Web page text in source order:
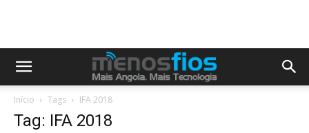
Início Tags IFA 2018
Tag: IFA 2018